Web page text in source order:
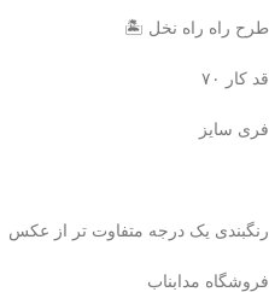
طرح راه راه نخل 🏝
قد کار ۷۰
فری سایز
رنگبندی یک درجه متفاوت تر از عکس
فروشگاه مدابناب